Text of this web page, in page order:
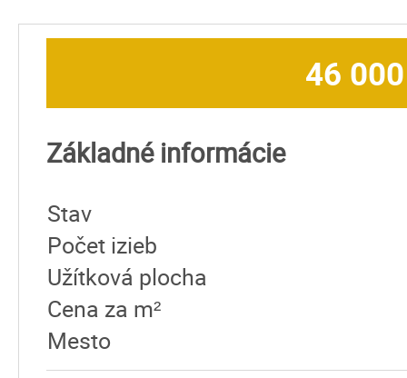
46
Základné informácie
Stav
Počet izieb
Užítková plocha
Cena za m²
Mesto